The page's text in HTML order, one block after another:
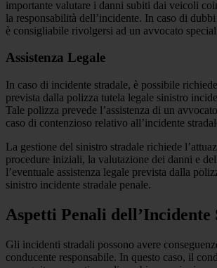
importante valutare i danni subiti dai veicoli
la responsabilità dell’incidente. In caso di
è consigliabile rivolgersi ad un avvocato
Assistenza Legale
In caso di incidente stradale, è possibile
prevista dalla polizza tutela legale sinistro
Tale polizza prevede l’assistenza di un
caso di contenzioso relativo all’incidente
La gestione del sinistro stradale richiede
procedure iniziali, la valutazione dei danni e
l’eventuale assistenza legale prevista dalla
sinistro incidente stradale penale.
Aspetti Penali dell’Incidente
Gli incidenti stradali possono avere
conducente responsabile. In questo caso, il